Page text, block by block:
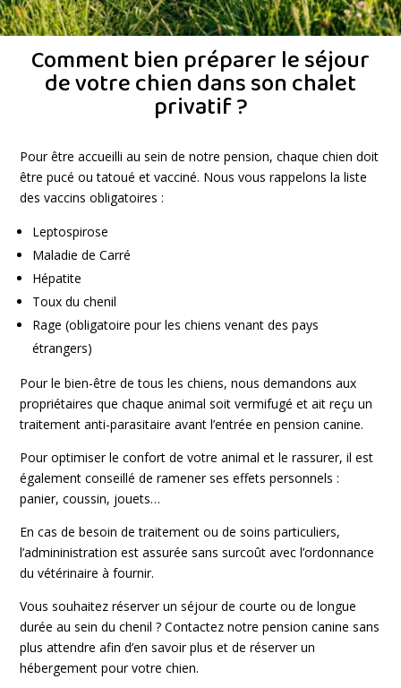
Comment bien préparer le séjour
de votre chien dans son chalet
privatif ?
Pour être accueilli au sein de notre pension, chaque chien doit
être pucé ou tatoué et vacciné. Nous vous rappelons la liste
des vaccins obligatoires :
Leptospirose
Maladie de Carré
Hépatite
Toux du chenil
Rage (obligatoire pour les chiens venant des pays
étrangers)
Pour le bien-être de tous les chiens, nous demandons aux
propriétaires que chaque animal soit vermifugé et ait reçu un
traitement anti-parasitaire avant l’entrée en pension canine.
Pour optimiser le confort de votre animal et le rassurer, il est
également conseillé de ramener ses effets personnels :
panier, coussin, jouets…
En cas de besoin de traitement ou de soins particuliers,
l’admininistration est assurée sans surcoût avec l’ordonnance
du vétérinaire à fournir.
Vous souhaitez réserver un séjour de courte ou de longue
durée au sein du chenil ? Contactez notre pension canine sans
plus attendre afin d’en savoir plus et de réserver un
hébergement pour votre chien.